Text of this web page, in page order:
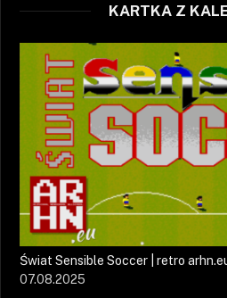
KARTKA Z
Świat Sensible Soccer | retro
07.08.2025